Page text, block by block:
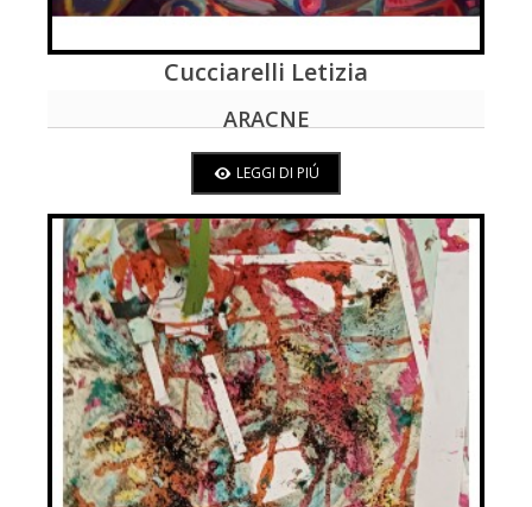
LEGGI DI PIÚ
Cucciarelli Letizia
ARACNE
LEGGI DI PIÚ